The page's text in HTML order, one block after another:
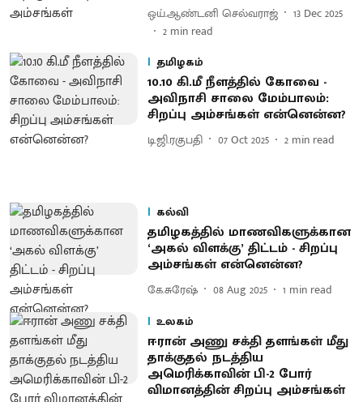
ஒய்.ஆண்டனி செல்வராஜ்
13 Dec 2025
2 min read
தமிழகம்
10.10 கி.மீ நீளத்தில் கோவை -
அவிநாசி சாலை மேம்பாலம்:
சிறப்பு அம்சங்கள் என்னென்ன?
டி.ஜி.ரகுபதி 07 Oct 2025 2 min read
கல்வி
தமிழகத்தில் மாணவிகளுக்கான
‘அகல் விளக்கு’ திட்டம் - சிறப்பு
அம்சங்கள் என்னென்ன?
கே.சுரேஷ் 08 Aug 2025 1 min read
உலகம்
ஈரான் அணு சக்தி தளங்கள் மீது
தாக்குதல் நடத்திய
அமெரிக்காவின் பி-2 போர்
விமானத்தின் சிறப்பு அம்சங்கள்